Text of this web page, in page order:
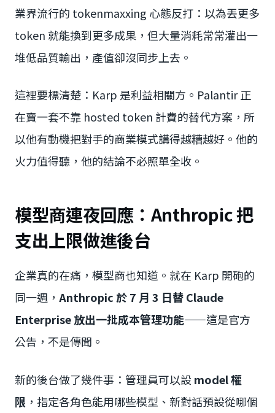
業界流行的 tokenmaxxing 心態反打：以為丟更多
token 就能換到更多成果，但大量消耗常常灌出一
堆低品質輸出，產值卻沒同步上去。
這裡要標清楚：Karp 是利益相關方。Palantir 正
在賣一套不靠 hosted token 計費的替代方案，所
以他有動機把對手的商業模式講得越糟越好。他的
火力值得聽，他的結論不必照單全收。
模型商連夜回應：Anthropic 把
支出上限做進後台
企業真的在痛，模型商也知道。就在 Karp 開砲的
同一週， Anthropic 於 7 月 3 日替 Claude
Enterprise 放出一批成本管理功能——這是官方
公告，不是傳聞。
新的後台做了幾件事：管理員可以設 model 權
限 ，指定各角色能用哪些模型、新對話預設從哪個